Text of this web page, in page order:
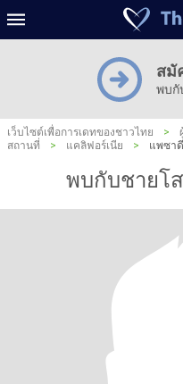
สมั
พบกั
เว็บไซต์เพื่อการเดทของชาวไทย >
สถานที่
> แคลิฟอร์เนีย > แพซา
พบกับชายโ